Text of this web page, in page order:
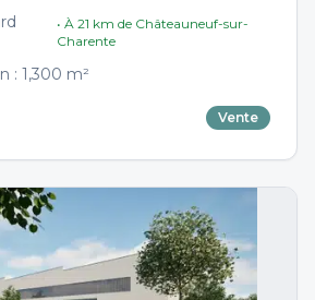
• À 21 km de Châteauneuf-sur-
Charente
: 1,300 m²
Vente